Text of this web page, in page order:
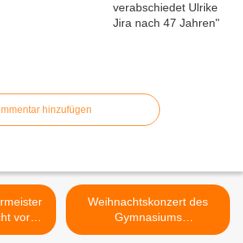
hinzufügen
vor
im 25.
Weihnachtskonzert des
Gymnasiums
Veitshöchheim auf hohem